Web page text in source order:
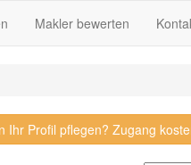
Makler bewerten
Ihr Profil pflegen? Zugang